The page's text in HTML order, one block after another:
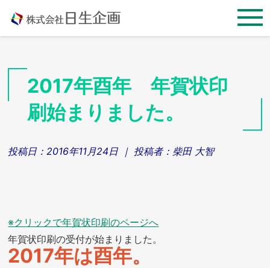
content
2017年酉年 年賀状印
刷始まりました。
投稿日： 2016年11月24日 ｜ 投稿者： 柴田 大智
※クリックで年賀状印刷のページへ
年賀状印刷の受付が始まりました。
2017年は酉年。